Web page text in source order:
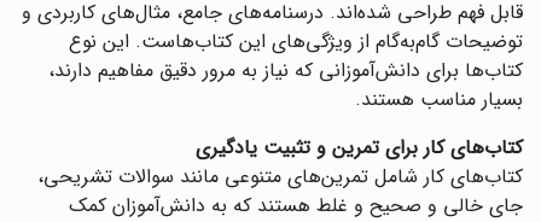
قابل فهم طراحی شده‌اند. درسنامه‌های جامع، مثال‌های کاربردی و
توضیحات گام‌به‌گام از ویژگی‌های این کتاب‌هاست. این نوع
کتاب‌ها برای دانش‌آموزانی که نیاز به مرور دقیق مفاهیم دارند،
بسیار مناسب هستند.
کتاب‌های کار برای تمرین و تثبیت یادگیری
کتاب‌های کار شامل تمرین‌های متنوعی مانند سوالات تشریحی،
جای خالی و صحیح و غلط هستند که به دانش‌آموزان کمک